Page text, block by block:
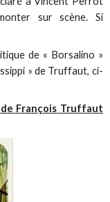
sur scène. Si
de « Borsalino »
» de Truffaut, ci-
François Truffaut